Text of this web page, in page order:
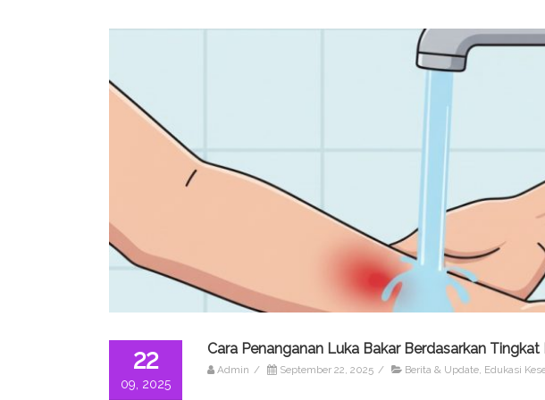
22
09, 2025
Cara Penanganan Luka Bakar Berdasarkan
Admin / September 22, 2025 / Berita & Update, Edukasi